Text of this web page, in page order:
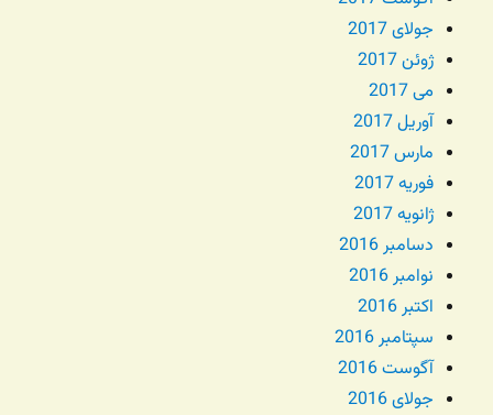
جولای 2017
ژوئن 2017
می 2017
آوریل 2017
مارس 2017
فوریه 2017
ژانویه 2017
دسامبر 2016
نوامبر 2016
اکتبر 2016
سپتامبر 2016
آگوست 2016
جولای 2016